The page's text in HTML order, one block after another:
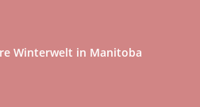
Winterwelt in Manitoba